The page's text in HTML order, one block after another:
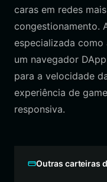
caras em redes
congestionamento.
especializada como
um navegador
para a velocidade
experiência de
responsiva.
Outras carteiras